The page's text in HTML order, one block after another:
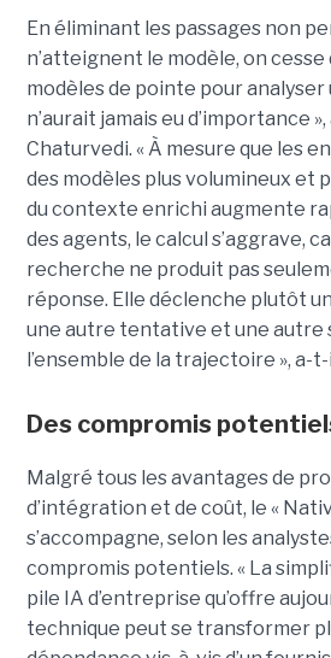
En éliminant les passages non
n’atteignent le modèle, on
modèles de pointe pour
n’aurait jamais eu d’importance
Chaturvedi. « À mesure que les
des modèles plus volumineux et
du contexte enrichi augmente
des agents, le calcul s’aggrave,
recherche ne produit pas
réponse. Elle déclenche plutôt
une autre tentative et une autre
l’ensemble de la trajectoire », a-
Des compromis
Malgré tous les avantages de
d’intégration et de coût, le «
s’accompagne, selon les
compromis potentiels. « La
pile IA d’entreprise qu’offre
technique peut se transformer